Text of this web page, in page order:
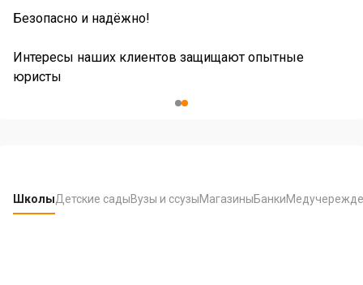
Безопасно и надёжно!
Интересы наших клиентов защищают опытные
юристы
ШколыДетские садыВузы и ссузыМагазиныБанки